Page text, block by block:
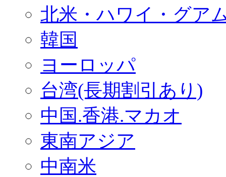
北米・ハワイ・グア
韓国
ヨーロッパ
台湾(長期割引あり)
中国.香港.マカオ
東南アジア
中南米